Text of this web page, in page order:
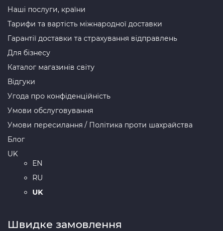
Наші послуги, країни
Тарифи та вартість міжнародної доставки
Гарантії доставки та страхування відправлень
Для бізнесу
Каталог магазинів світу
Відгуки
Угода про конфіденційність
Умови обслуговування
Умови пересилання / Політика проти шахрайства
Блог
UK
EN
RU
UK
Швидке замовлення